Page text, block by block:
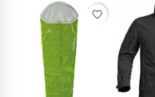
favorite_border